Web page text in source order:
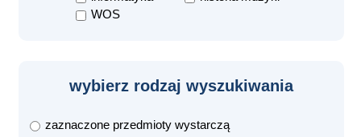
WOS
wybierz rodzaj wyszukiwania
zaznaczone przedmioty wystarczą